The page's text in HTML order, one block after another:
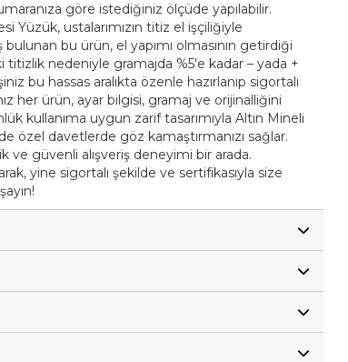
göre istediğiniz ölçüde yapılabilir.
Yüzük, ustalarımızın titiz el işçiliğiyle
bu ürün, el yapımı olmasının getirdiği
nedeniyle gramajda %5'e kadar – yada +
bu hassas aralıkta özenle hazırlanıp sigortalı
her ürün, ayar bilgisi, gramaj ve orijinalliğini
kullanıma uygun zarif tasarımıyla Altın Mineli
özel davetlerde göz kamaştırmanızı sağlar.
ve güvenli alışveriş deneyimi bir arada.
yine sigortalı şekilde ve sertifikasıyla size